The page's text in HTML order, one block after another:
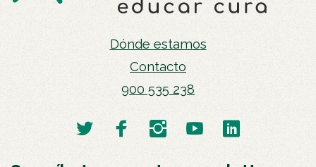
Dónde estamos
Contacto
900 535 238